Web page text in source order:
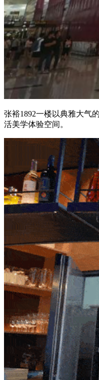
张裕1892一楼以典雅大气
活美学体验空间。